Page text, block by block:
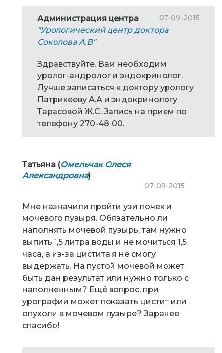
Администрация центра 07-09-2015
"Урологический центр доктора
Соколова А.В"
Здравствуйте. Вам необходим
уролог-андролог и эндокринолог.
Лучше записаться к доктору урологу
Патрикееву А.А и эндокринологу
Тарасовой Ж.С. Запись на прием по
телефону 270-48-00.
Татьяна (Омельчак Олеся
Александровна)
07-09-2015
Мне назначили пройти узи почек и
мочевого пузыря. Обязательно ли
наполнять мочевой пузырь, там нужно
выпить 1,5 литра воды и не мочиться 1,5
часа, а из-за цистита я не смогу
выдержать. На пустой мочевой может
быть дан результат или нужно только с
наполненным? Ещё вопрос, при
урографии может показать цистит или
опухоли в мочевом пузыре? Заранее
спасибо!